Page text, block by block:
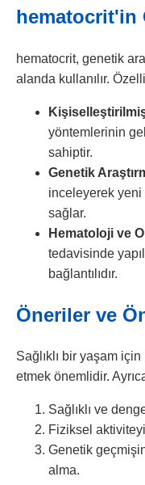
hematocrit'in
hematocrit, genetik
alanda kullanılır.
yöntemlerinin
sahiptir.
Genetik
inceleyerek
sağlar.
Hematoloji ve
tedavisinde
bağlantılıdır.
Öneriler ve
Sağlıklı bir yaşam
etmek önemlidir.
Sağlıklı ve
Fiziksel
Genetik
alma.